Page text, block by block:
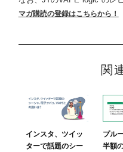
マガ購読の登録はこちらから！
関
インスタ、ツイッ
ターで話題のシー
プル
半額